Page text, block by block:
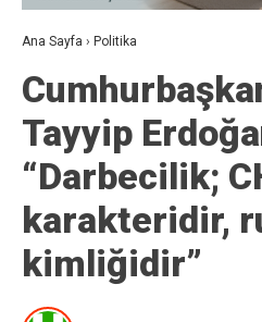
Ana Sayfa › Politika
Tayyip
“Darbecilik;
karakteridir,
kimliğidir”